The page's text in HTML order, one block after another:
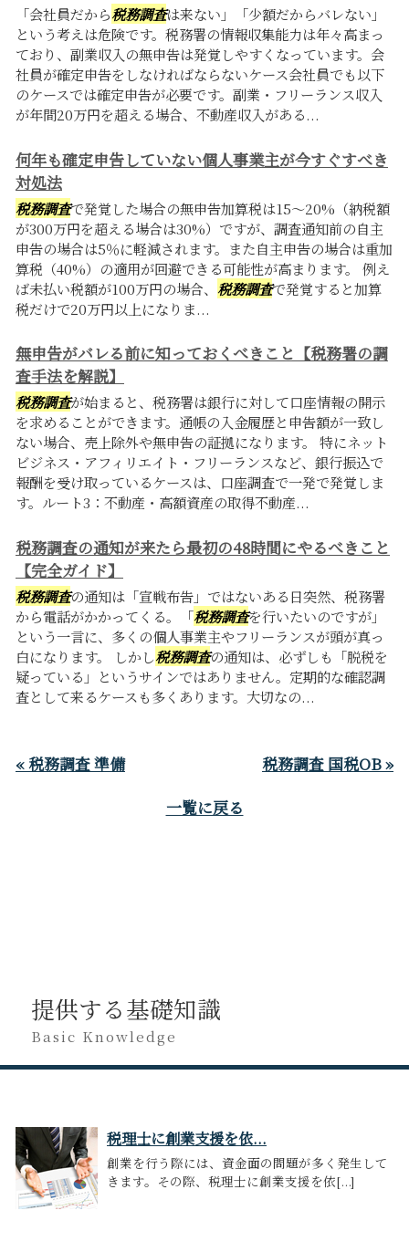
「会社員だから税務調査は来ない」「少額だからバレない」
という考えは危険です。税務署の情報収集能力は年々高まっ
ており、副業収入の無申告は発覚しやすくなっています。会
社員が確定申告をしなければならないケース会社員でも以下
のケースでは確定申告が必要です。副業・フリーランス収入
が年間20万円を超える場合、不動産収入がある...
何年も確定申告していない個人事業主が今すぐすべき
対処法
税務調査で発覚した場合の無申告加算税は15〜20%（納税額
が300万円を超える場合は30%）ですが、調査通知前の自主
申告の場合は5％に軽減されます。また自主申告の場合は重加
算税（40%）の適用が回避できる可能性が高まります。 例え
ば未払い税額が100万円の場合、 税務調査で発覚すると加算
税だけで20万円以上になりま...
無申告がバレる前に知っておくべきこと【税務署の調
査手法を解説】
税務調査が始まると、税務署は銀行に対して口座情報の開示
を求めることができます。通帳の入金履歴と申告額が一致し
ない場合、売上除外や無申告の証拠になります。 特にネット
ビジネス・アフィリエイト・フリーランスなど、銀行振込で
報酬を受け取っているケースは、口座調査で一発で発覚しま
す。ルート3：不動産・高額資産の取得不動産...
税務調査の通知が来たら最初の48時間にやるべきこと
【完全ガイド】
税務調査の通知は「宣戦布告」ではないある日突然、税務署
から電話がかかってくる。「税務調査を行いたいのですが」
という一言に、多くの個人事業主やフリーランスが頭が真っ
白になります。 しかし税務調査の通知は、必ずしも「脱税を
疑っている」というサインではありません。定期的な確認調
査として来るケースも多くあります。大切なの...
« 税務調査 準備
税務調査 国税OB »
一覧に戻る
提供する基礎知識
Basic Knowledge
税理士に創業支援を依...
創業を行う際には、資金面の問題が多く発生して
きます。その際、税理士に創業支援を依[...]